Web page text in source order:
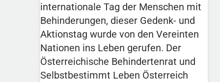
internationale Tag der Menschen mit
Behinderungen, dieser Gedenk- und
Aktionstag wurde von den Vereinten
Nationen ins Leben gerufen. Der
Österreichische Behindertenrat und
Selbstbestimmt Leben Österreich